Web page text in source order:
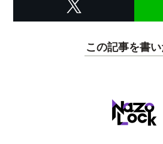
この記事を書い